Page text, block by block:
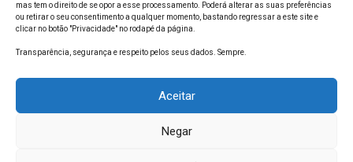
mas tem o direito de se opor a esse processamento. Poderá alterar as suas preferências
ou retirar o seu consentimento a qualquer momento, bastando regressar a este site e
clicar no botão "Privacidade" no rodapé da página.
Transparência, segurança e respeito pelos seus dados. Sempre.
Aceitar
Negar
SIGA A GENTE